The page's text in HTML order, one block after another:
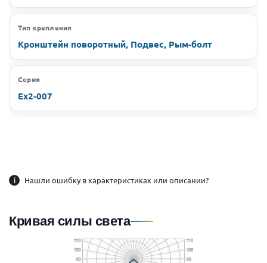
Тип крепления
Кронштейн поворотный, Подвес, Рым-болт
Серия
Ex2-007
i Нашли ошибку в характеристиках или описании?
Кривая силы света